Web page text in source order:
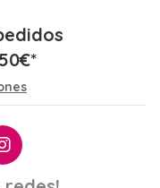
50€*